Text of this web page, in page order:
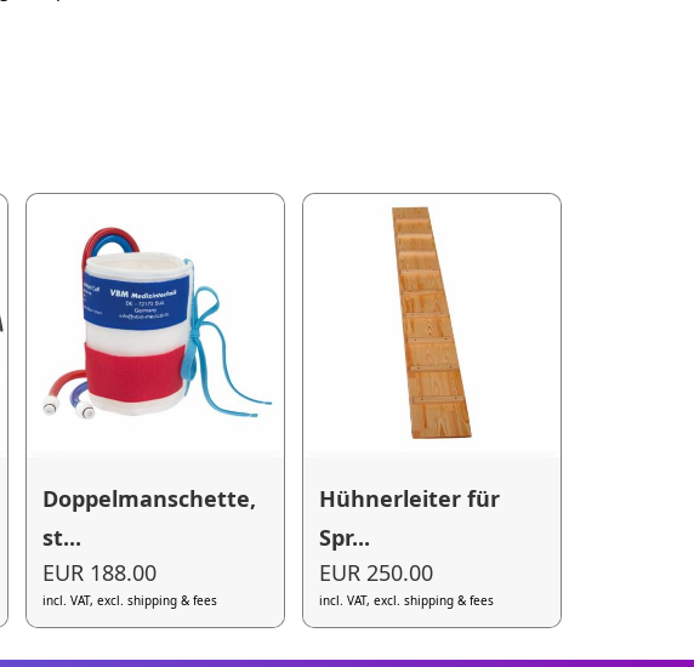
Doppelmanschette,
st...
EUR 188.00
incl. VAT, excl. shipping & fees
Hühnerleiter für
Spr...
EUR 250.00
incl. VAT, excl. shipping & fees